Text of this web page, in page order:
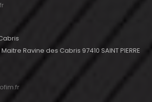
Ravine des Cabris 97410 SAINT PIERRE